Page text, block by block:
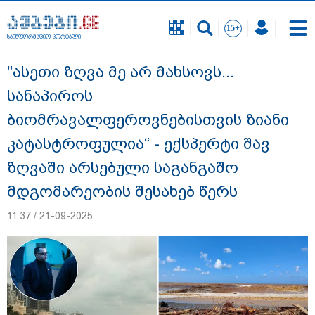
საინფორმაციო პორტალი
გიგა ავალიანის საქმეზე დაკავებულ ორ
არასრულწლოვანს, ნია იმნაძესა და
ანასტასია ბერუაშვილს აღკვეთის
ღონისძიების სახით პატიმრობა
საინფორმაციო პორტალი
"ასეთი ზღვა მე არ მახსოვს...
სანაპიროს
ბიომრავალფეროვნებისთვის ზიანი
კატასტროფულია“ - ექსპერტი შავ
ზღვაში არსებული საგანგაშო
მდგომარეობის შესახებ წერს
11:37 / 21-09-2025